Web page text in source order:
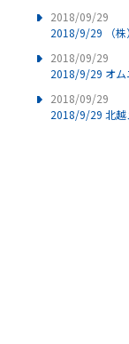
2018/09/29
2018/9/29 （株
2018/09/29
2018/9/29 オム
2018/09/29
2018/9/29 北越